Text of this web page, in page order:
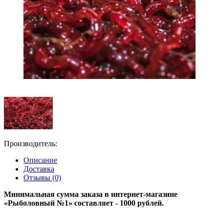
Производитель:
Описание
Доставка
Отзывы (0)
Минимальная сумма заказа в интернет-магазине
«Рыболовный №1» составляет - 1000 рублей.